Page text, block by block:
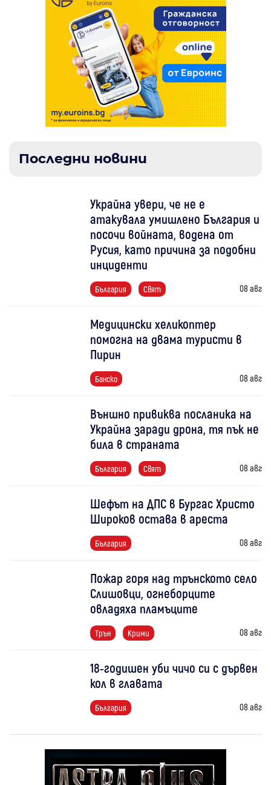
Последни новини
Украйна увери, че не е
атакувала умишлено България и
посочи войната, водена от
Русия, като причина за подобни
инциденти
България Свят 08 авг
Медицински хеликоптер
помогна на двама туристи в
Пирин
Банско 08 авг
Външно привиква посланика на
Украйна заради дрона, тя пък не
била в страната
България Свят 08 авг
Шефът на ДПС в Бургас Христо
Широков остава в ареста
България 08 авг
Пожар горя над трънското село
Слишовци, огнеборците
овладяха пламъците
Трън Крими 08 авг
18-годишен уби чичо си с дървен
кол в главата
България 08 авг